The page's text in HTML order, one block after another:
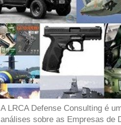
A LRCA Defense Consulting é
análises sobre as Empresas de